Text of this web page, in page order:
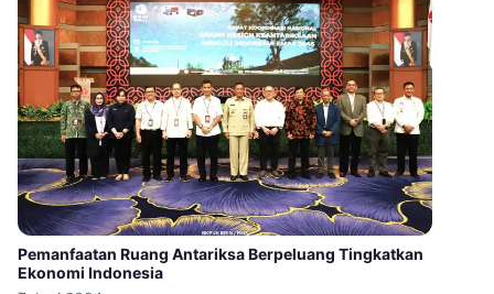
Pemanfaatan Ruang Antariksa Berpeluang Tingkatkan
Ekonomi Indonesia